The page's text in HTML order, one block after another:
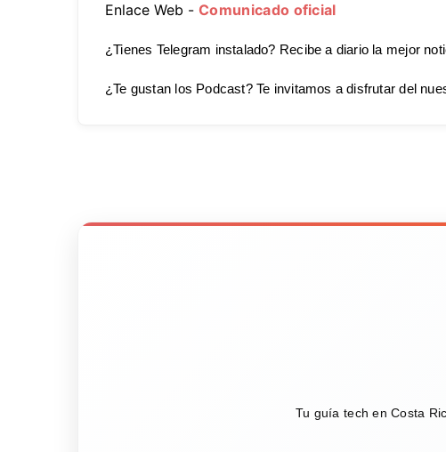
Enlace Web - Comunicado oficial
¿Tienes Telegram instalado? Recibe a diario la mejor
¿Te gustan los Podcast? Te invitamos a disfrutar del
Tu guía tech en Costa